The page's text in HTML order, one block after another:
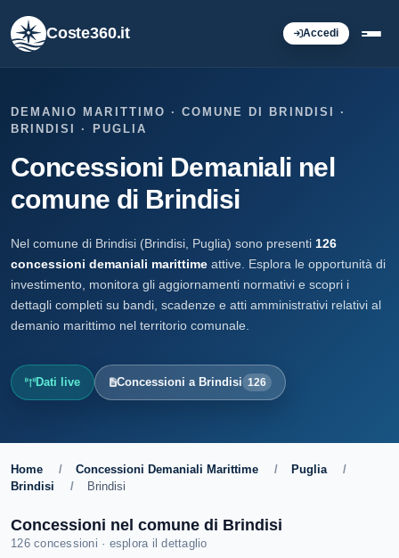
Coste360.it Accedi
DEMANIO MARITTIMO · COMUNE DI BRINDISI ·
BRINDISI · PUGLIA
Concessioni Demaniali nel
comune di Brindisi
Nel comune di Brindisi (Brindisi, Puglia) sono presenti 126
concessioni demaniali marittime attive. Esplora le opportunità di
investimento, monitora gli aggiornamenti normativi e scopri i
dettagli completi su bandi, scadenze e atti amministrativi relativi al
demanio marittimo nel territorio comunale.
Dati live Concessioni a Brindisi 126
Home / Concessioni Demaniali Marittime / Puglia
/
Brindisi
/ Brindisi
Concessioni nel comune di Brindisi
126 concessioni · esplora il dettaglio